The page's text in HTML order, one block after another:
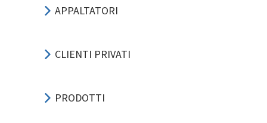
APPALTATORI
CLIENTI PRIVATI
PRODOTTI